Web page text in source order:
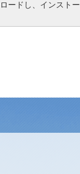
ードし、インストー